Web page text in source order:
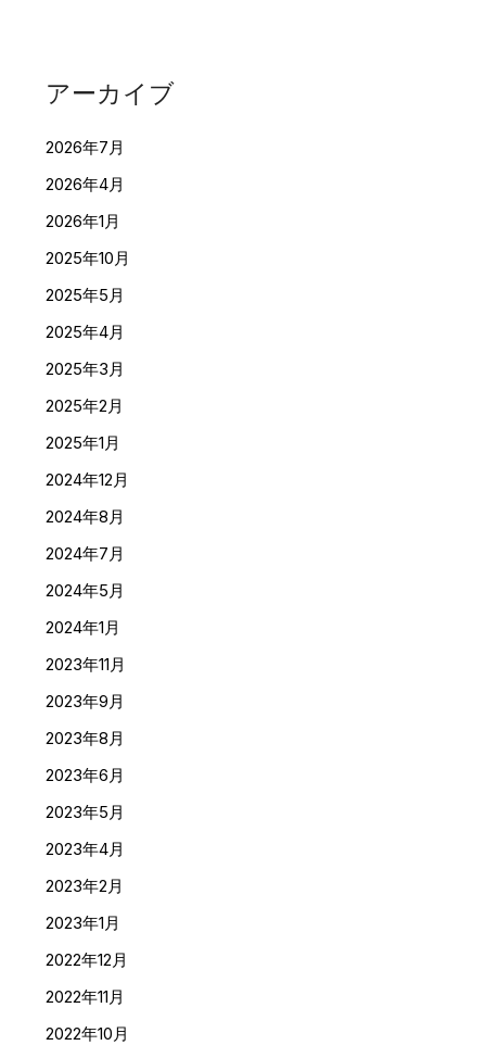
アーカイブ
2026年7月
2026年4月
2026年1月
2025年10月
2025年5月
2025年4月
2025年3月
2025年2月
2025年1月
2024年12月
2024年8月
2024年7月
2024年5月
2024年1月
2023年11月
2023年9月
2023年8月
2023年6月
2023年5月
2023年4月
2023年2月
2023年1月
2022年12月
2022年11月
2022年10月